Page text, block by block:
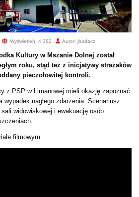
Wyświetleń: 4 382 Autor: jbudacz
Kultury w Mszanie Dolnej został
roku, stąd też z inicjatywy strażaków
pieczołowitej kontroli.
z PSP w Limanowej mieli okazję zapoznać
nagłego zdarzenia. Scenariusz
sali widowiskowej i ewakuację osób
filmowym.